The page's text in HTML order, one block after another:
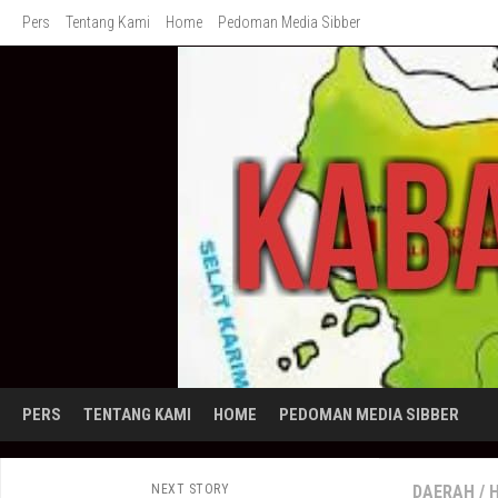
SkipPers Tentang Kami Home Pedoman Media Sibber
PERS TENTANG KAMI HOME PEDOMAN MEDIA SIBBER
DAERAH /
NEXT STORY